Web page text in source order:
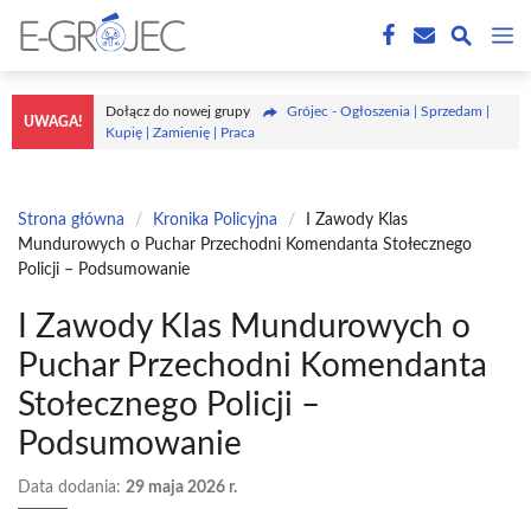
treści
UWAGA!
Dołącz do nowej grupy
Grójec - Ogłoszenia | Sprzedam |
Kupię | Zamienię | Praca
Strona główna / Kronika Policyjna /
I Zawody Klas
Mundurowych o Puchar Przechodni Komendanta Stołecznego
Policji – Podsumowanie
I Zawody Klas Mundurowych o
Puchar Przechodni Komendanta
Stołecznego Policji –
Podsumowanie
Data dodania: 29 maja 2026 r.